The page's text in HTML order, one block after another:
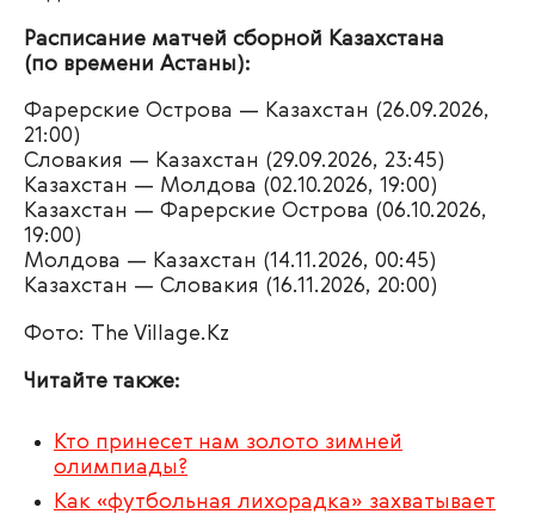
Расписание матчей сборной Казахстана
(по времени Астаны):
Фарерские Острова — Казахстан (26.09.2026,
21:00)
Словакия — Казахстан (29.09.2026, 23:45)
Казахстан — Молдова (02.10.2026, 19:00)
Казахстан — Фарерские Острова (06.10.2026,
19:00)
Молдова — Казахстан (14.11.2026, 00:45)
Казахстан — Словакия (16.11.2026, 20:00)
Фото: The Village.Kz
Читайте также:
Кто принесет нам золото зимней
олимпиады?
Как «футбольная лихорадка» захватывает